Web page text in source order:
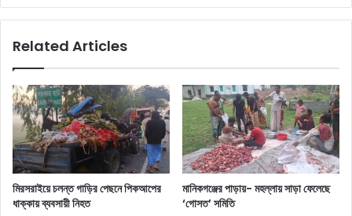
Related Articles
মিরসরাইয়ে চলন্ত গাড়ির পেছনে পিকআপের
ধাক্কায় ব্যবসায়ী নিহত
মানিকগঞ্জের পাড়ায়- মহল্লায় সাড়া ফেলেছে
‘গোসত’ সমিতি